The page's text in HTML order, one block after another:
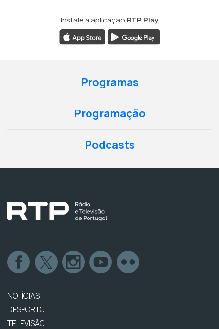
Instale a aplicação RTP Play
Programas
Programação
Podcasts
NOTÍCIAS
DESPORTO
TELEVISÃO